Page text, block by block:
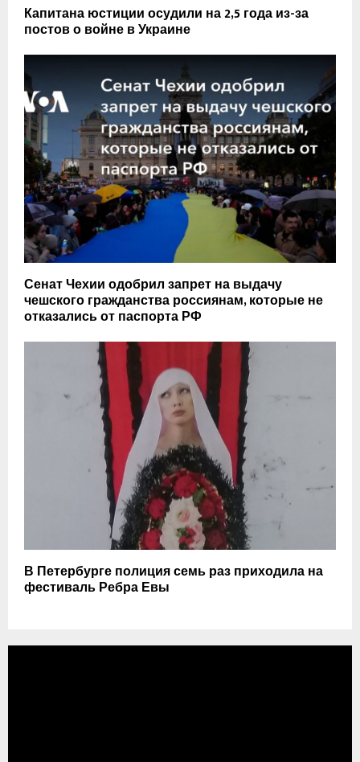
Капитана юстиции осудили на 2,5 года из-за
постов о войне в Украине
Сенат Чехии одобрил запрет на выдачу
чешского гражданства россиянам, которые не
отказались от паспорта РФ
В Петербурге полиция семь раз приходила на
фестиваль Ребра Евы